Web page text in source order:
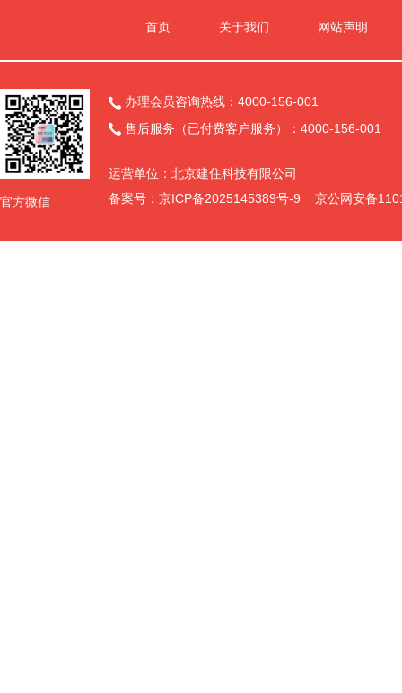
首页 关于我们 网站声明
官方微信
 办理会员咨询热线：4000-156-001
 售后服务（已付费客户服务）：4000-156-001
运营单位：北京建住科技有限公司
备案号： 京ICP备2025145389号-9 京公网安备